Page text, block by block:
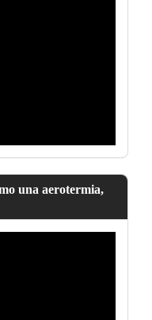
una aerotermia,